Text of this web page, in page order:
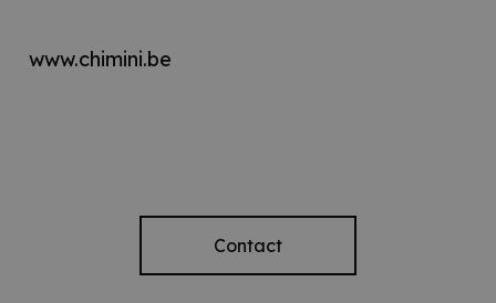
www.chimini.be
Contact